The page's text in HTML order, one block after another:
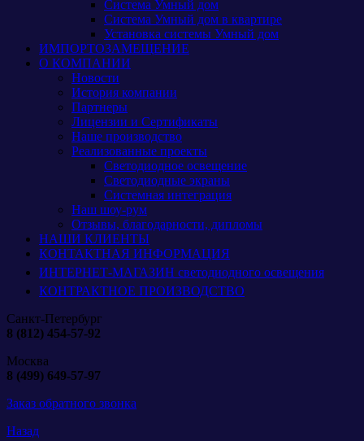
Система Умный дом
Система Умный дом в квартире
Установка системы Умный дом
ИМПОРТОЗАМЕЩЕНИЕ
О КОМПАНИИ
Новости
История компании
Партнеры
Лицензии и Сертификаты
Наше производство
Реализованные проекты
Светодиодное освещение
Светодиодные экраны
Системная интеграция
Наш шоу-рум
Отзывы, благодарности, дипломы
НАШИ КЛИЕНТЫ
КОНТАКТНАЯ ИНФОРМАЦИЯ
ИНТЕРНЕТ-МАГАЗИН светодиодного освещения
КОНТРАКТНОЕ ПРОИЗВОДСТВО
Санкт-Петербург
8 (812) 454-57-92
Москва
8 (499) 649-57-97
Заказ обратного звонка
Назад